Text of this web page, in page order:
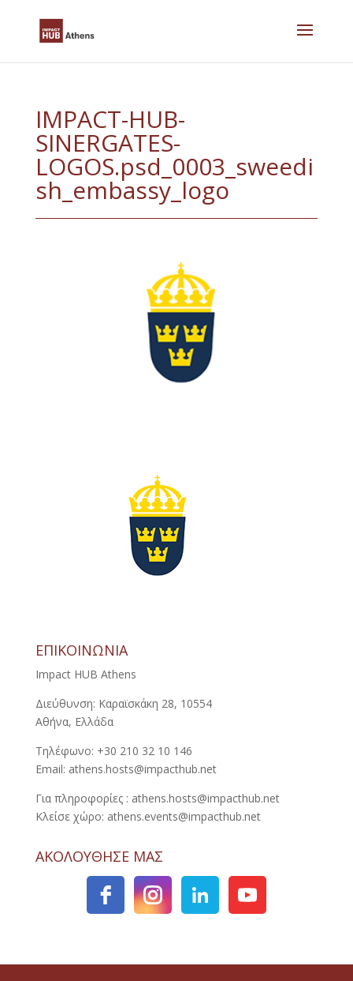
IMPACT-HUB-
SINERGATES-
LOGOS.psd_0003_sweedi
sh_embassy_logo
ΕΠΙΚΟΙΝΩΝΙΑ
Impact HUB Athens
Διεύθυνση: Καραϊσκάκη 28, 10554
Αθήνα, Ελλάδα
Τηλέφωνο: +30 210 32 10 146
Email: athens.hosts@impacthub.net
Για πληροφορίες : athens.hosts@impacthub.net
Κλείσε χώρο: athens.events@impacthub.net
ΑΚΟΛΟΥΘΗΣΕ ΜΑΣ